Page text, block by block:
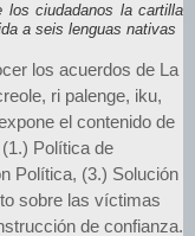
los ciudadanos la cartilla
a seis lenguas nativas
los acuerdos de La
ri palenge, iku,
el contenido de
Política de
Política, (3.) Solución
sobre las víctimas
de confianza.